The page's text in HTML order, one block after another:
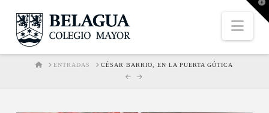
HOMEENTRADAS CÉSAR BARRIO, EN LA PUERTA GÓTICA